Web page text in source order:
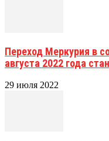
Переход Меркурия в
августа 2022 года
29 июля 2022